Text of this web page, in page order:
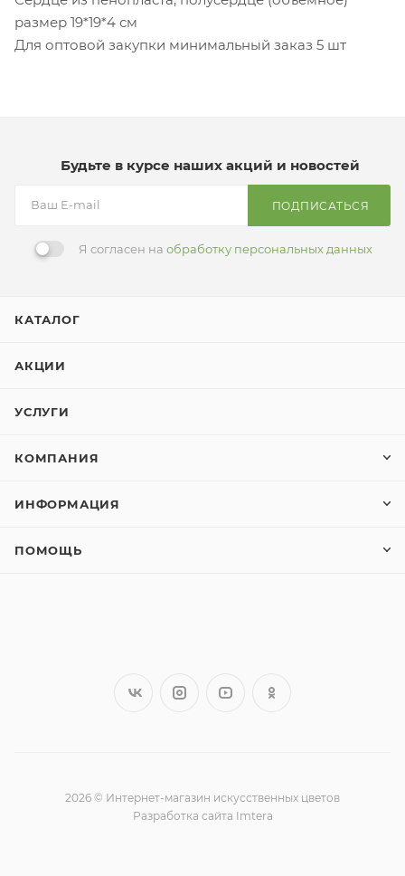
размер 19*19*4 см
Для оптовой закупки минимальный заказ 5 шт
Будьте в курсе наших акций и новостей
ПОДПИСАТЬСЯ
Я согласен на обработку персональных данных
КАТАЛОГ
АКЦИИ
УСЛУГИ
КОМПАНИЯ
ИНФОРМАЦИЯ
ПОМОЩЬ
2026 © Интернет-магазин искусственных цветов
Разработка сайта Imtera